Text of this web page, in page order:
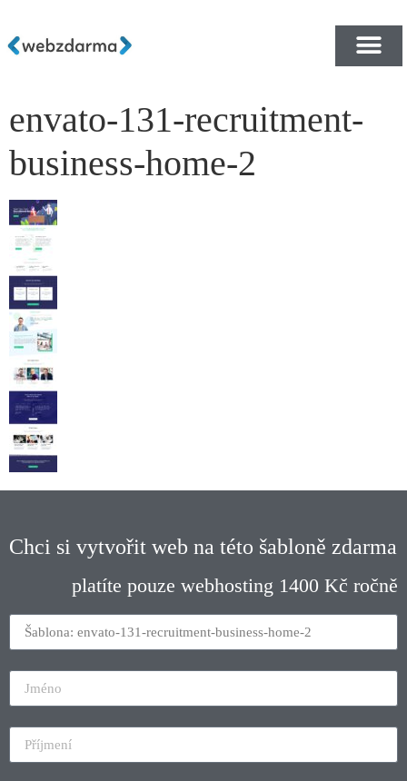
envato-131-recruitment-
business-home-2
Chci si vytvořit web na této šabloně zdarma
platíte pouze webhosting 1400 Kč ročně